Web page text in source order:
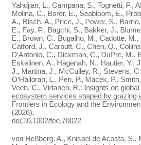
Yahdjian, L., Campana, S., Tognetti, P.,
Molina, C., Borer, E., Seabloom, E.,
A., Risch, A., Price, J., Power, S.,
E., Fay, P., Bagchi, S., Bakker, J.,
E., Brown, C., Bugalho, M., Cadotte, M.,
Catford, J., Carbutt, C., Chen, Q.,
D’Antonio, C., Dickman, C., DuPre, M.,
Eskelinen, A., Hagenah, N., Hautier, Y.,
J., Martina, J., McCulley, R., Stevens,
O’Halloran, L., Peri, P., Macek, P.,
Veen, C., Virtanen, R.: Insights on
ecosystem services shaped by grazing
Frontiers in Ecology and the
(2026).
doi:10.1002/fee.70022
von Heßberg, A., Knispel de Acosta, S.,